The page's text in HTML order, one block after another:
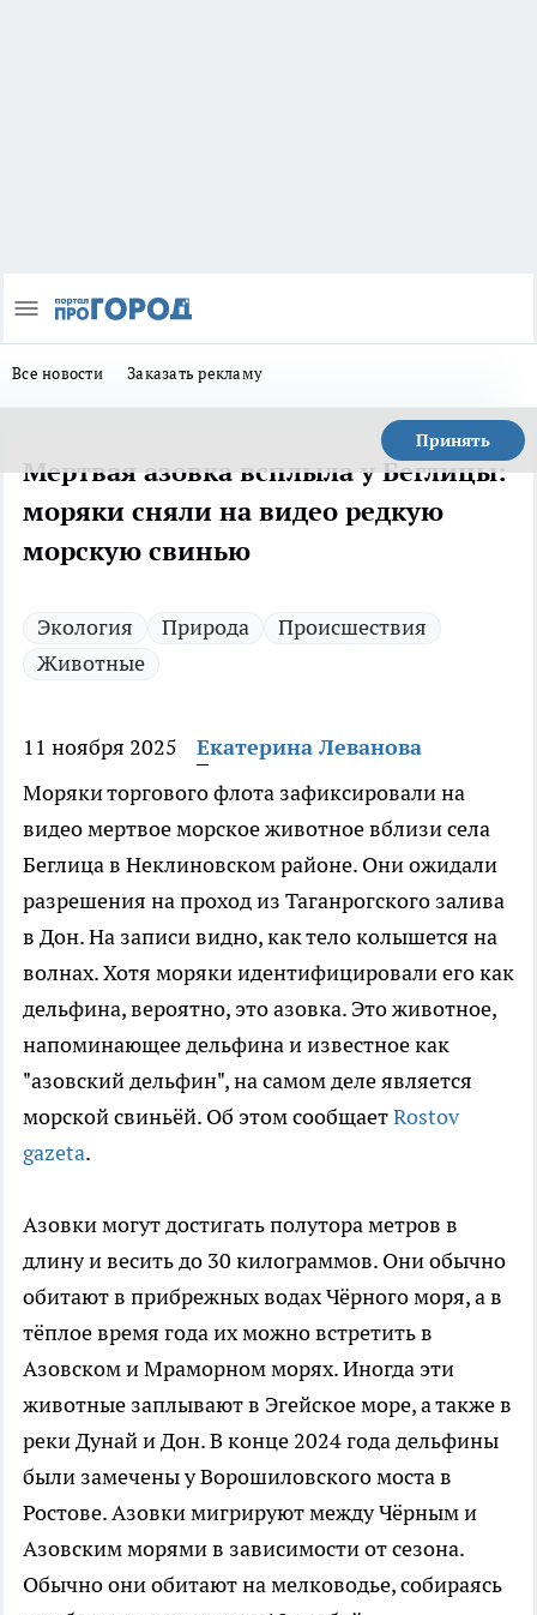
Все новости Заказать рекламу
Принять
Мертвая азовка всплыла у Беглицы:
моряки сняли на видео редкую
морскую свинью
Экология Природа
Происшествия
Животные
11 ноября 2025
Екатерина Леванова
Моряки торгового флота зафиксировали на
видео мертвое морское животное вблизи села
Беглица в Неклиновском районе. Они ожидали
разрешения на проход из Таганрогского залива
в Дон. На записи видно, как тело колышется на
волнах. Хотя моряки идентифицировали его как
дельфина, вероятно, это азовка. Это животное,
напоминающее дельфина и известное как
"азовский дельфин", на самом деле является
морской свиньёй. Об этом сообщаетRostov
gazeta.
Азовки могут достигать полутора метров в
длину и весить до 30 килограммов. Они обычно
обитают в прибрежных водах Чёрного моря, а в
тёплое время года их можно встретить в
Азовском и Мраморном морях. Иногда эти
животные заплывают в Эгейское море, а также в
реки Дунай и Дон. В конце 2024 года дельфины
были замечены у Ворошиловского моста в
Ростове. Азовки мигрируют между Чёрным и
Азовским морями в зависимости от сезона.
Обычно они обитают на мелководье, собираясь